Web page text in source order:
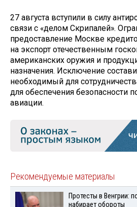
27 августа вступили в силу
связи с «делом Скрипалей».
предоставление Москве
на экспорт отечественным
американских оружия и
назначения. Исключение
необходимый для
для обеспечения безопасности
авиации.
Рекомендуемые материалы
Протесты в Венгрии:
набирает обороты